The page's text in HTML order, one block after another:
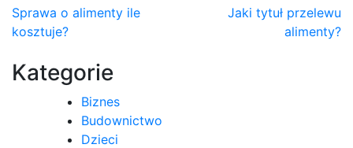
Nawigacja
wpisu
Sprawa o alimenty ile
kosztuje?
Jaki tytuł przelewu
alimenty?
Kategorie
Biznes
Budownictwo
Dzieci